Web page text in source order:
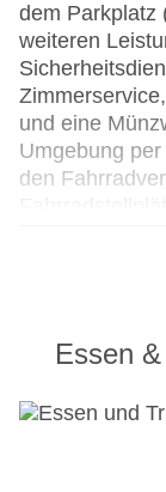
dem Parkplatz
weiteren
und eine
Umgebung
den
Parkplatz
Check-in
Essen